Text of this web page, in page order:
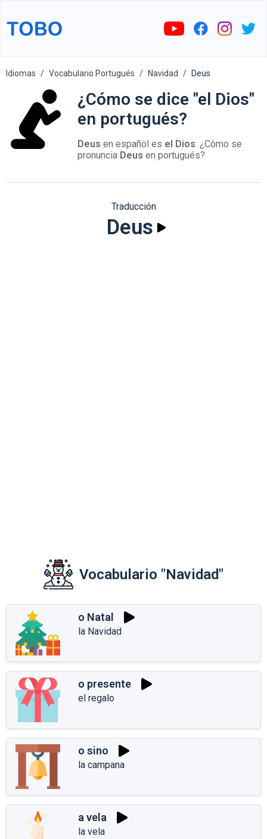
Idiomas Vocabulario Portugués Navidad Deus
¿Cómo se dice "el Dios"
en portugués?
Deus en español es el Dios. ¿Cómo se
pronuncia Deus en portugués?
Traducción
Deus
Vocabulario "Navidad"
o Natal
la Navidad
o presente
el regalo
o sino
la campana
a vela
la vela